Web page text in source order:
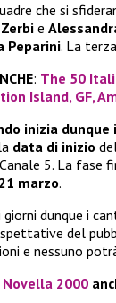
che si
e
Peparini. La
: The 50
Island, GF,
inizia
data di inizio
5. La fase
marzo.
giorni dunque i
del
e nessuno
Novella 2000